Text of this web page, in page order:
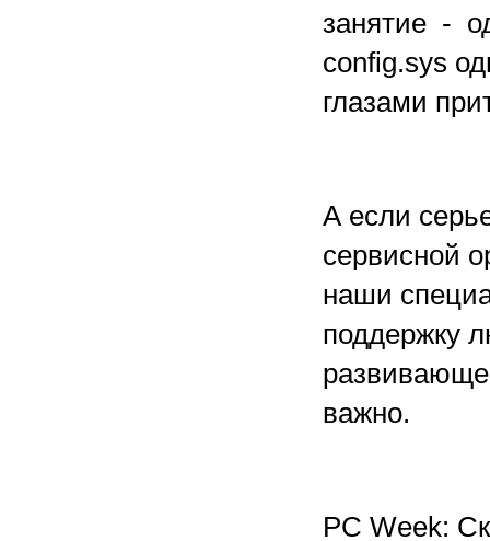
занятие -
config.sys
глазами
А если
сервисной
наши
поддержку
важно.
РС Week: